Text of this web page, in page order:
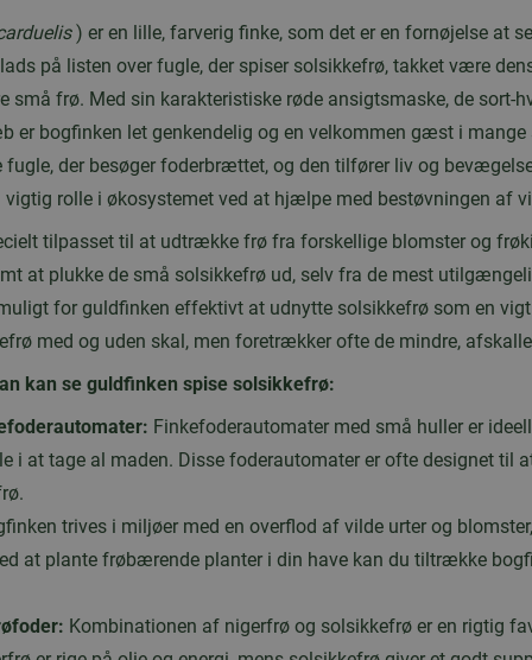
) er en lille, farverig finke, som det er en fornøjelse at
på listen over fugle, der spiser solsikkefrø, takket være
små frø. Med sin karakteristiske røde ansigtsmaske, de sort-
er bogfinken let genkendelig og en velkommen gæst i mange
fugle, der besøger foderbrættet, og den tilfører liv og
vigtig rolle i økosystemet ved at hjælpe med bestøvningen af
tilpasset til at udtrække frø fra forskellige blomster og
at plukke de små solsikkefrø ud, selv fra de mest
for guldfinken effektivt at udnytte solsikkefrø som en
med og uden skal, men foretrækker ofte de mindre,
kan se guldfinken spise solsikkefrø:
Finkefoderautomater med små huller er
i at tage al maden. Disse foderautomater er ofte designet til
trives i miljøer med en overflod af vilde urter og
at plante frøbærende planter i din have kan du tiltrække
Kombinationen af nigerfrø og solsikkefrø er en rigtig